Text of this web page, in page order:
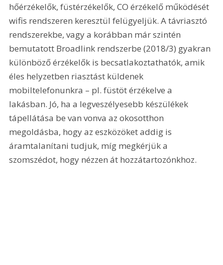
hőérzékelők, füstérzékelők, CO érzékelő működését
wifis rendszeren keresztül felügyeljük. A távriasztó
rendszerekbe, vagy a korábban már szintén
bemutatott Broadlink rendszerbe (2018/3) gyakran
különböző érzékelők is becsatlakoztathatók, amik
éles helyzetben riasztást küldenek
mobiltelefonunkra – pl. füstöt érzékelve a
lakásban. Jó, ha a legveszélyesebb készülékek
tápellátása be van vonva az okosotthon
megoldásba, hogy az eszközöket addig is
áramtalanítani tudjuk, míg megkérjük a
szomszédot, hogy nézzen át hozzátartozónkhoz.